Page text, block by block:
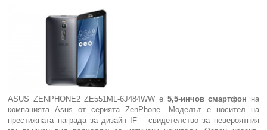
ASUS ZENPHONE2 ZE551ML-6J484WW е 5,5-инчов смартфон на
компанията Asus от серията ZenPhone. Моделът е носител на
престижната награда за дизайн IF – свидетелство за невероятния